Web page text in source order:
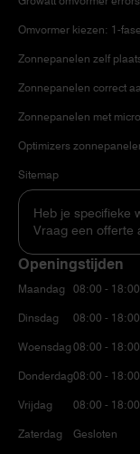
Omvormer kiezen: 1-
Zonnepanelen zelf
Zonnepanelen correct
Zonnepanelen met
Optimizers
Sitemap
Heb je specifieke
Vraag een offerte
Openingstijden
Maandag
Dinsdag
Woensdag
Donderdag
Vrijdag
Zaterdag
08:00 - 18:00
08:00 - 18:00
08:00 - 18:00
08:00 - 18:00
08:00 - 18:00
Gesloten